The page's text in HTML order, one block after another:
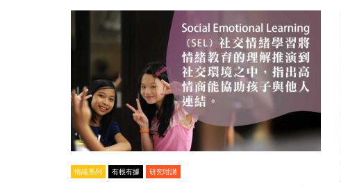
情緒系列 有根有據 研究咁講